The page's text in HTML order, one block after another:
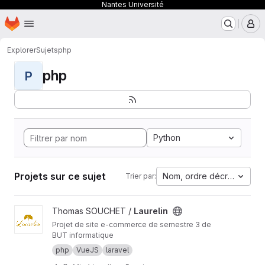
Nantes Université
Passer au contenu principal
Page d'accueil
ExplorerSujetsphp
P php
Python
Projets sur ce sujet Trier par: Nom, ordre décroissant
Afficher le projet Laurelin
Thomas SOUCHET / Laurelin
Projet de site e-commerce de semestre 3 de
BUT informatique
php
VueJS laravel